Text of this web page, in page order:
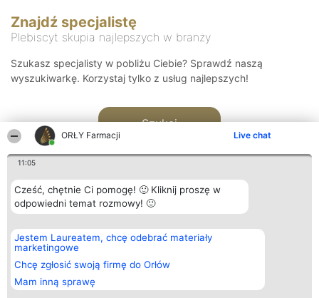
ORŁY Farmacji Live chat
11:05
Cześć, chętnie Ci pomogę! 🙂 Kliknij proszę w
odpowiedni temat rozmowy! 🙂
Jestem Laureatem, chcę odebrać materiały
marketingowe
Chcę zgłosić swoją firmę do Orłów
Mam inną sprawę
Znajdź specjalistę
Plebiscyt skupia najlepszych w branży
Szukasz specjalisty w pobliżu Ciebie? Sprawdź naszą
wyszukiwarkę. Korzystaj tylko z usług najlepszych!
Szukaj
Organizator plebiscytu
Bright Side Solutions sp. z o.
o. sp. k.
ul. Ruska 22
Wrocław 50-079
KRS 0000749100 | Regon
381313360 | NIP 8943132676
Plebiscyt
Laureaci
wszystkich
Laureatów
Regulamin
Kontakt
Kontakt